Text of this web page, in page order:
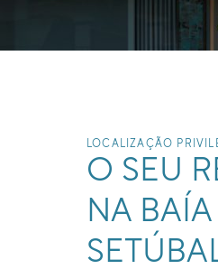
LOCALIZAÇÃO
O SEU
NA